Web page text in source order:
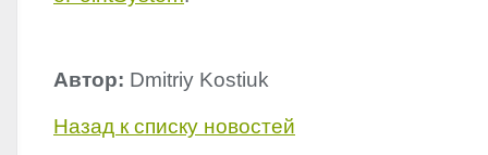
Автор: Dmitriy Kostiuk
Назад к списку новостей